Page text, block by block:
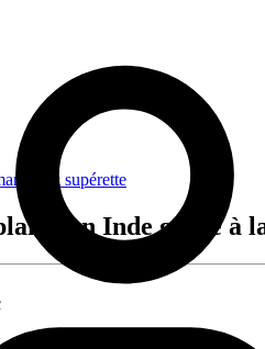
& supérette
en Inde grâce à